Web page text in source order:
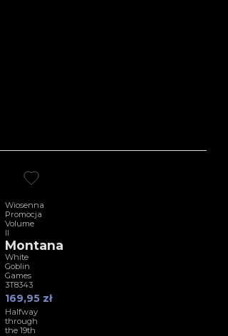
Wiosenna
Promocja
Volume
II
Montana
White
Goblin
Games
3T8343
169,95 zł
Halfway
through
the 19th